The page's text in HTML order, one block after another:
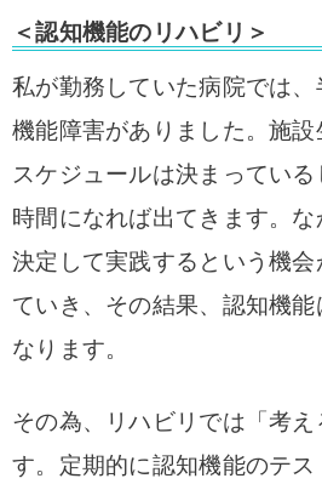
＜認知機能のリハビリ＞
私が勤務していた病院では
機能障害がありました。施
スケジュールは決まってい
時間になれば出てきます。
決定して実践するという機
ていき、その結果、認知機
なります。
その為、リハビリでは「考
す。定期的に認知機能のテ